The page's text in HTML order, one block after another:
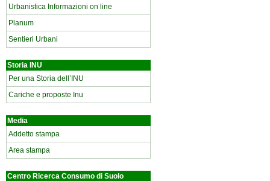
Urbanistica Informazioni on line
Planum
Sentieri Urbani
Storia INU
Per una Storia dell’INU
Cariche e proposte Inu
Media
Addetto stampa
Area stampa
Centro Ricerca Consumo di Suolo